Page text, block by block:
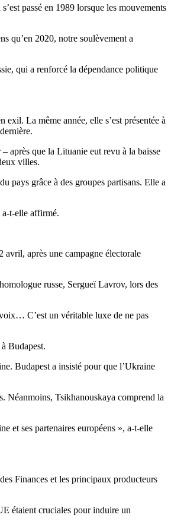
passé en 1989 lorsque les mouvements
qu’en 2020, notre soulèvement a
qui a renforcé la dépendance politique
La même année, elle s’est présentée à
après que la Lituanie eut revu à la baisse
villes.
pays grâce à des groupes partisans. Elle a
a-t-elle affirmé.
avril, après une campagne électorale
russe, Sergueï Lavrov, lors des
C’est un véritable luxe de ne pas
Budapest.
Budapest a insisté pour que l’Ukraine
Néanmoins, Tsikhanouskaya comprend la
et ses partenaires européens », a-t-elle
Finances et les principaux producteurs
étaient cruciales pour induire un